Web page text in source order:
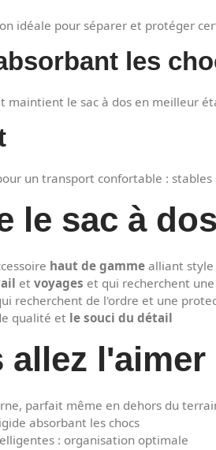
idéale pour séparer et protéger
les
le sac à dos en meilleur
un transport confortable :
le sac à
haut de gamme alliant
et voyages et qui recherchent
recherchent de l'ordre et une
qualité et le souci du détail
l'aimer
parfait même en dehors du
absorbant les chocs
: organisation optimale